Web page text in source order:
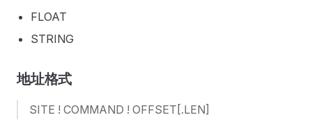
FLOAT
STRING
地址格式
SITE ! COMMAND ! OFFSET[.LEN]